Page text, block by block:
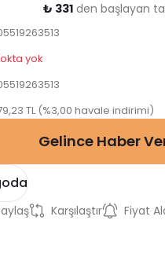
₺ 331 den başlayan
yok
TL (%3,00 havale indirimi)
Gelince Haber
Karşılaştır Fiyat